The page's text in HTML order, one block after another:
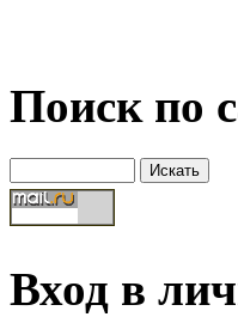
Поиск по
Вход в